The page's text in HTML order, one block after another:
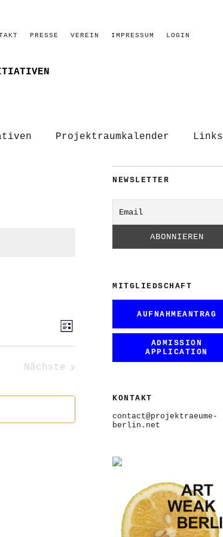
PRESSE VEREIN IMPRESSUM LOGIN
Projektraumkalender Links
ANSICHTEN-
NAVIGATION
VERANSTALTUNG
ANSICHTEN-
Liste
Nächste
NEWSLETTER
MITGLIEDSCHAFT
AUFNAHMEANTRAG
ADMISSION
APPLICATION
KONTAKT
contact@projektraeume-
berlin.net